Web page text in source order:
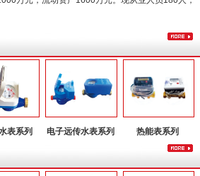
表系列 电子远传水表系列 热能表系列